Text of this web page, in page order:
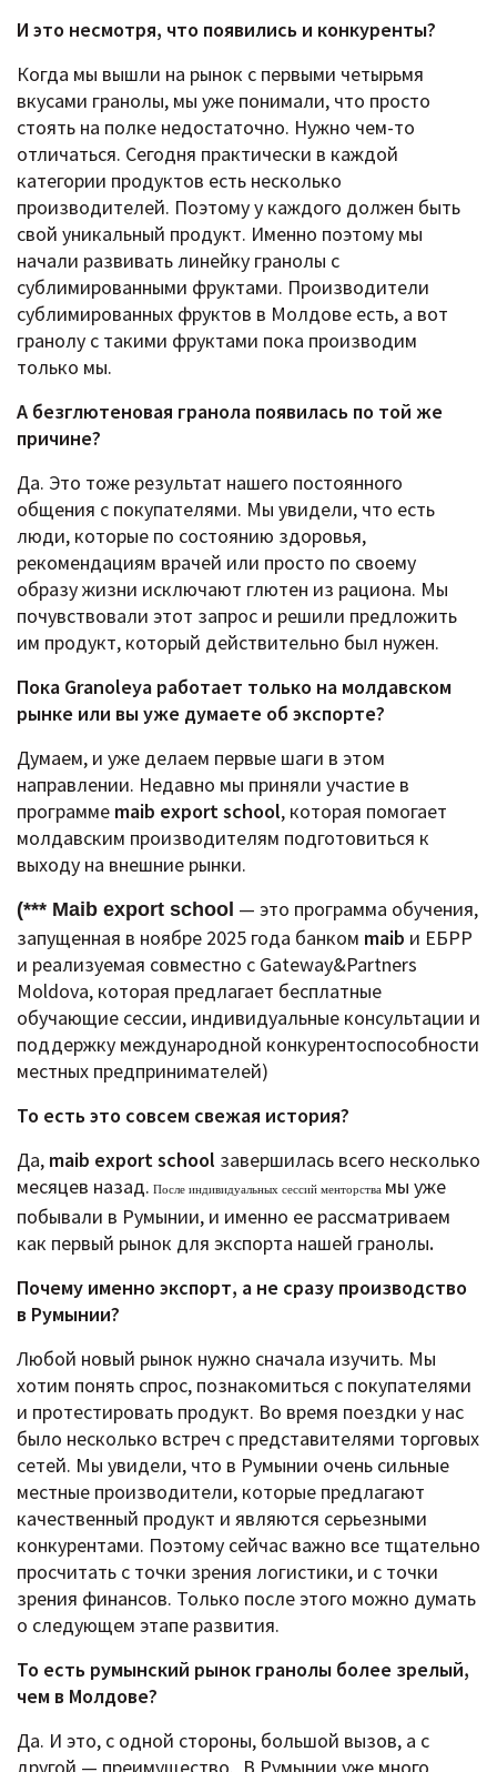
И это несмотря, что появились и конкуренты?
Когда мы вышли на рынок с первыми четырьмя
вкусами гранолы, мы уже понимали, что просто
стоять на полке недостаточно. Нужно чем-то
отличаться. Сегодня практически в каждой
категории продуктов есть несколько
производителей. Поэтому у каждого должен быть
свой уникальный продукт. Именно поэтому мы
начали развивать линейку гранолы с
сублимированными фруктами. Производители
сублимированных фруктов в Молдове есть, а вот
гранолу с такими фруктами пока производим
только мы.
А безглютеновая гранола появилась по той же
причине?
Да. Это тоже результат нашего постоянного
общения с покупателями. Мы увидели, что есть
люди, которые по состоянию здоровья,
рекомендациям врачей или просто по своему
образу жизни исключают глютен из рациона. Мы
почувствовали этот запрос и решили предложить
им продукт, который действительно был нужен.
Пока Granoleya работает только на молдавском
рынке или вы уже думаете об экспорте?
Думаем, и уже делаем первые шаги в этом
направлении. Недавно мы приняли участие в
программе maib export school, которая помогает
молдавским производителям подготовиться к
выходу на внешние рынки.
(*** Maib export school — это программа обучения,
запущенная в ноябре 2025 года банком maib и ЕБРР
и реализуемая совместно с Gateway&Partners
Moldova, которая предлагает бесплатные
обучающие сессии, индивидуальные консультации и
поддержку международной конкурентоспособности
местных предпринимателей)
То есть это совсем свежая история?
Да, maib export school завершилась всего несколько
месяцев назад. После индивидуальных сессий менторства мы уже
побывали в Румынии, и именно ее рассматриваем
как первый рынок для экспорта нашей гранолы.
Почему именно экспорт, а не сразу производство
в Румынии?
Любой новый рынок нужно сначала изучить. Мы
хотим понять спрос, познакомиться с покупателями
и протестировать продукт. Во время поездки у нас
было несколько встреч с представителями торговых
сетей. Мы увидели, что в Румынии очень сильные
местные производители, которые предлагают
качественный продукт и являются серьезными
конкурентами. Поэтому сейчас важно все тщательно
просчитать с точки зрения логистики, и с точки
зрения финансов. Только после этого можно думать
о следующем этапе развития.
То есть румынский рынок гранолы более зрелый,
чем в Молдове?
Да. И это, с одной стороны, большой вызов, а с